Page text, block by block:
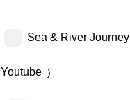
Sea & River Journey
Youtube )